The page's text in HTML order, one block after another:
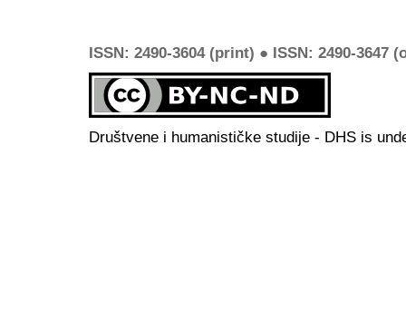
ISSN: 2490-3604 (print) ● ISSN: 2490-3647
Društvene i humanističke studije - DHS is